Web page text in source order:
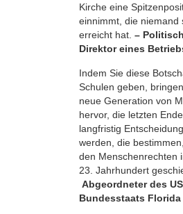
Kirche eine
einnimmt, die niemand
erreicht hat. –
Direktor eines
Indem Sie diese
Schulen geben,
neue Generation von
hervor, die letzten
langfristig
werden, die
den Menschenrechten
23. Jahrhundert
Abgeordneter des
Bundesstaats Florida